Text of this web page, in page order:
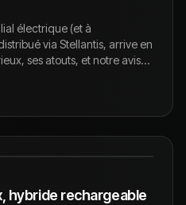
électrique (et à
via Stellantis, arrive en
ses atouts, et notre avis
hybride rechargeable